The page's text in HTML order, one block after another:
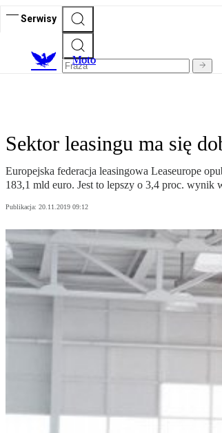
Serwisy
Moto
Sektor leasingu ma się
Europejska federacja leasingowa Leaseurope
183,1 mld euro. Jest to lepszy o 3,4 proc. wynik
Publikacja: 20.11.2019 09:12